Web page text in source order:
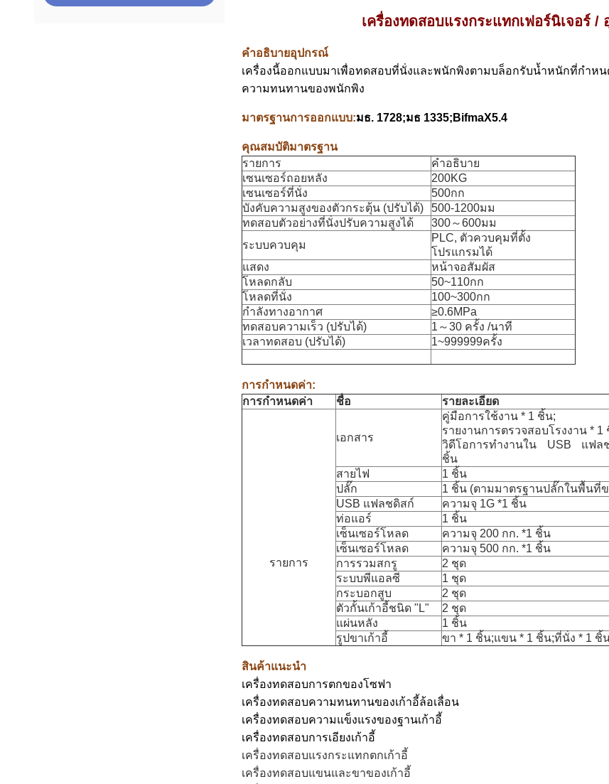
เครื่องทดสอบแรงกระแทกเฟอร์นิเจอร์
คำอธิบายอุปกรณ์
เครื่องนี้ออกแบบมาเพื่อทดสอบที่นั่งและพนักพิงตามบล็อกรับน้ำหนักที่กำหน
ความทนทานของพนักพิง
มาตรฐานการออกแบบ:มธ. 1728;มธ 1335;BifmaX5.4
คุณสมบัติมาตรฐาน
รายการ
คำอธิบาย
เซนเซอร์ถอยหลัง
200KG
เซนเซอร์ที่นั่ง
500กก
บังคับความสูงของตัวกระตุ้น (ปรับได้)
500-1200มม
ทดสอบตัวอย่างที่นั่งปรับความสูงได้
300～600มม
ระบบควบคุม
PLC, ตัวควบคุมที่ตั้ง
โปรแกรมได้
แสดง
หน้าจอสัมผัส
โหลดกลับ
50~110กก
โหลดที่นั่ง
100~300กก
กำลังทางอากาศ
≥0.6MPa
ทดสอบความเร็ว (ปรับได้)
1～30 ครั้ง /นาที
เวลาทดสอบ (ปรับได้)
1~999999ครั้ง
การกำหนดค่า:
การกำหนดค่า
ชื่อ รายละเอียด
รายการ
เอกสาร
คู่มือการใช้งาน * 1 ชิ้น;
รายงานการตรวจสอบโรงงาน * 1
วิดีโอการทำงานใน USB แฟลช
ชิ้น
สายไฟ
1 ชิ้น
ปลั๊ก
1 ชิ้น (ตามมาตรฐานปลั๊กในพื้นที่
USB แฟลชดิสก์
ความจุ 1G *1 ชิ้น
ท่อแอร์
1 ชิ้น
เซ็นเซอร์โหลด
ความจุ 200 กก. *1 ชิ้น
เซ็นเซอร์โหลด
ความจุ 500 กก. *1 ชิ้น
การรวมสกรู
2 ชุด
ระบบพีแอลซี
1 ชุด
กระบอกสูบ
2 ชุด
ตัวกั้นเก้าอี้ชนิด "L"
2 ชุด
แผ่นหลัง
1 ชิ้น
รูปขาเก้าอี้
ขา * 1 ชิ้น;แขน * 1 ชิ้น;ที่นั่ง * 1 ชิ้
สินค้าแนะนำ
เครื่องทดสอบการตกของโซฟา
เครื่องทดสอบความทนทานของเก้าอี้ล้อเลื่อน
เครื่องทดสอบความแข็งแรงของฐานเก้าอี้
เครื่องทดสอบการเอียงเก้าอี้
เครื่องทดสอบแรงกระแทกตกเก้าอี้
เครื่องทดสอบแขนและขาของเก้าอี้